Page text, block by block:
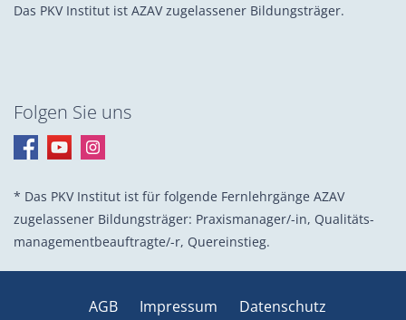
Das PKV Institut ist AZAV zugelassener Bildungsträger.
Folgen Sie uns
* Das PKV Institut ist für folgende Fernlehrgänge AZAV
zugelassener Bildungsträger: Praxis­manager/-in, Quali­täts­
management­beauf­tragte/-r, Quer­einstieg.
AGB Impressum Datenschutz